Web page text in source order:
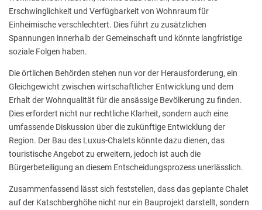
Erschwinglichkeit und Verfügbarkeit von Wohnraum für
Einheimische verschlechtert. Dies führt zu zusätzlichen
Spannungen innerhalb der Gemeinschaft und könnte langfristige
soziale Folgen haben.
Die örtlichen Behörden stehen nun vor der Herausforderung, ein
Gleichgewicht zwischen wirtschaftlicher Entwicklung und dem
Erhalt der Wohnqualität für die ansässige Bevölkerung zu finden.
Dies erfordert nicht nur rechtliche Klarheit, sondern auch eine
umfassende Diskussion über die zukünftige Entwicklung der
Region. Der Bau des Luxus-Chalets könnte dazu dienen, das
touristische Angebot zu erweitern, jedoch ist auch die
Bürgerbeteiligung an diesem Entscheidungsprozess unerlässlich.
Zusammenfassend lässt sich feststellen, dass das geplante Chalet
auf der Katschberghöhe nicht nur ein Bauprojekt darstellt, sondern